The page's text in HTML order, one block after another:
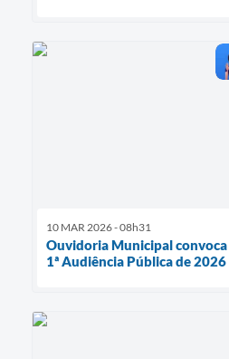
10 MAR 2026 - 08h31
Ouvidoria Municipal
1ª Audiência Pública de 2026